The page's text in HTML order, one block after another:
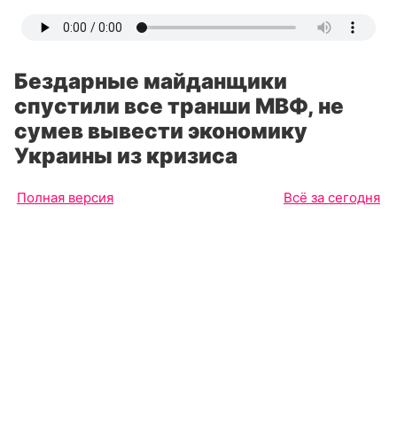
Бездарные майданщики
спустили все транши МВФ, не
сумев вывести экономику
Украины из кризиса
Полная версия Всё за сегодня